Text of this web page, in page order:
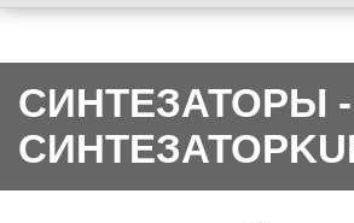
СИНТЕЗАТОРЫ